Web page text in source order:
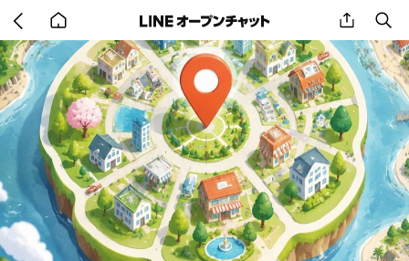
back
to
home
share